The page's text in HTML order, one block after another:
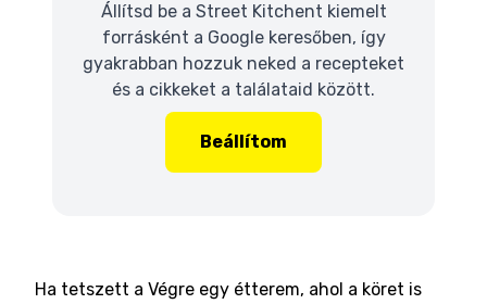
Állítsd be a Street Kitchent kiemelt
forrásként a Google keresőben, így
gyakrabban hozzuk neked a recepteket
és a cikkeket a találataid között.
Beállítom
Ha tetszett a Végre egy étterem, ahol a köret is